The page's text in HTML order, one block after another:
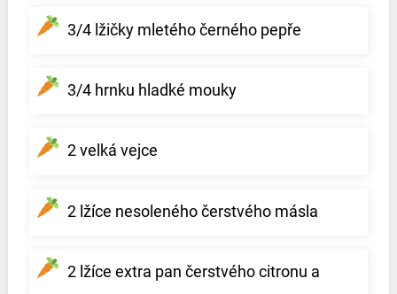
3/4 lžičky mletého černého pepře
3/4 hrnku hladké mouky
2 velká vejce
2 lžíce nesoleného čerstvého másla
2 lžíce extra pan čerstvého citronu a